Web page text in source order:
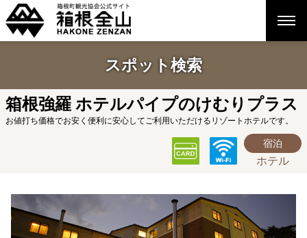
スポット検索
箱根強羅 ホテルパイプのけむりプラス
お値打ち価格でお安く便利に安心してご利用いただけるリゾートホテルです。
宿泊
ホテル